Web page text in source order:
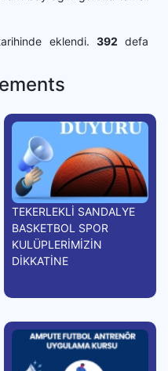
eklendi. 392 defa
TEKERLEKLİ SANDALYE
BASKETBOL SPOR
KULÜPLERİMİZİN
DİKKATİNE